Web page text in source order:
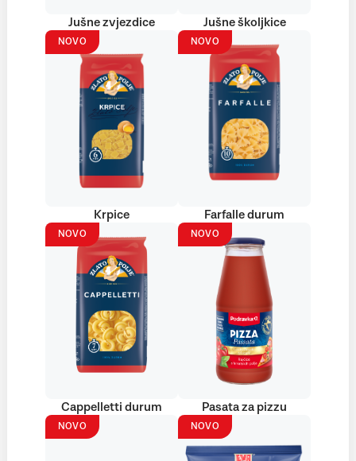
Jušne zvjezdice Jušne školjkice
NOVO
Krpice
NOVO
Farfalle durum
NOVO
Cappelletti durum
NOVO
Pasata za pizzu
NOVO NOVO